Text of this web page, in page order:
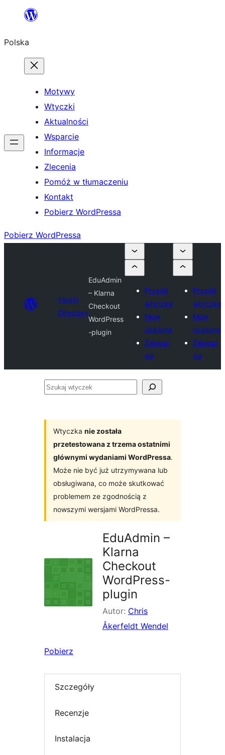
Przejdź
treści
Polska
Motywy
Wtyczki
Aktualności
Wsparcie
Informacje
Zlecenia
Pomóż w tłumaczeniu
Kontakt
Pobierz WordPressa
Pobierz WordPressa
Plugin
Directory
EduAdmin
– Klarna
Checkout
WordPress
-plugin
Prześlij
wtyczkę
Moje
ulubione
Zaloguj
się
Prześlij
wtyczkę
Moje
ulubione
Zaloguj
się
Szukaj
Wtyczka nie została
przetestowana z trzema ostatnimi
głównymi wydaniami WordPressa.
Może nie być już utrzymywana lub
obsługiwana, co może skutkować
problemem ze zgodnością z
nowszymi wersjami WordPressa.
EduAdmin –
Klarna
Checkout
WordPress-
plugin
Autor: Chris
Åkerfeldt Wendel
Pobierz
Szczegóły
Recenzje
Instalacja